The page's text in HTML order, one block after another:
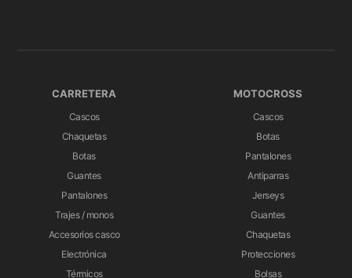
CARRETERA
Cascos
Chaquetas
Botas
Guantes
Pantalones
Trajes / monos
Accesorios casco
Electrónica
Térmicos
MOTOCROSS
Cascos
Botas
Pantalones
Antiparras
Jerseys
Guantes
Chaquetas
Protecciones
Bolsas